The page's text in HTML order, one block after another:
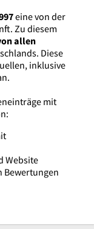
eine von der
Zu diesem
allen
Diese
inklusive
mit
Website
Bewertungen